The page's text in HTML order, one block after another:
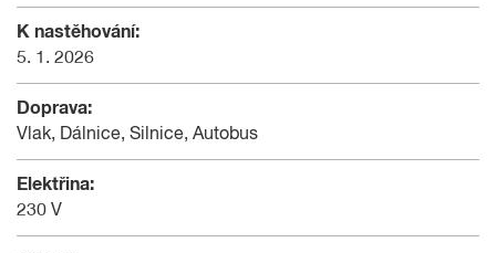
K nastěhování:
5. 1. 2026
Doprava:
Vlak, Dálnice, Silnice, Autobus
Elektřina:
230 V